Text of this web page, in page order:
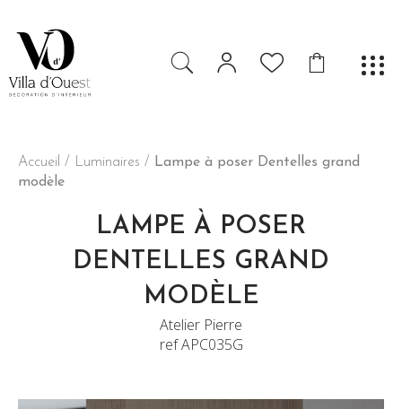
Accueil / Luminaires / Lampe à poser Dentelles grand
modèle
LAMPE À POSER
DENTELLES GRAND
MODÈLE
Atelier Pierre
ref APC035G